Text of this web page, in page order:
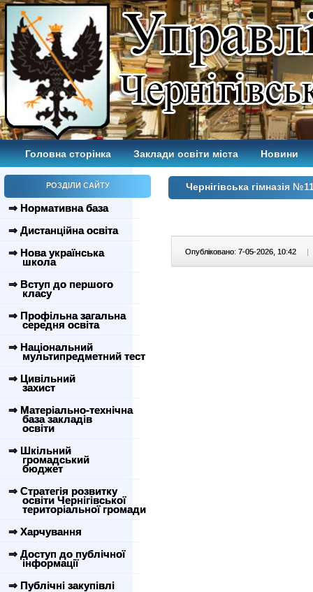
Головна сторінка Заклади освіти міста Новини
РОЗДІЛИ САЙТУ
⇒ Нормативна база
⇒ Дистанційна освіта
⇒ Нова українська
школа
⇒ Вступ до першого
класу
⇒ Профільна загальна
середня освіта
⇒ Національний
мультипредметний тест
⇒ Цивільний
захист
⇒ Матеріально-технічна
база закладів
освіти
⇒ Шкільний
громадський
бюджет
⇒ Стратегія розвитку
освіти Чернігівської
територіальної громади
⇒ Харчування
⇒ Доступ до публічної
інформації
⇒ Публічні закупівлі
Чернігівська гімназія
Опубліковано: 7-05-2026, 10:42 |